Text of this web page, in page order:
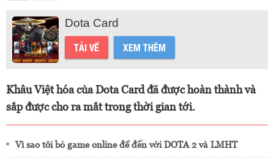
Dota Card
TẢI VỀ XEM THÊM
Khâu Việt hóa của Dota Card đã được hoàn thành và
sắp được cho ra mắt trong thời gian tới.
Vì sao tôi bỏ game online để đến với DOTA 2 và LMHT